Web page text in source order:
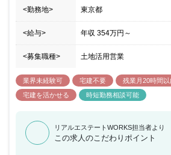
<勤務地> 東京都
<給与> 年収 354万円 ～
<募集職種> 土地活用営業
業界未経験可 宅建不要 残業月20時間以
宅建を活かせる
時短勤務相談可能
リアルエステートWORKS担当者より
この求人のこだわりポイント